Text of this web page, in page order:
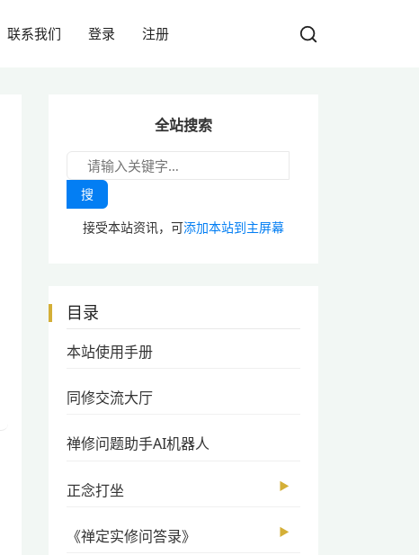
联系我们 登录 注册
全站搜索
搜
接受本站资讯，可添加本站到主屏幕
目录
本站使用手册
同修交流大厅
禅修问题助手AI机器人
正念打坐 ▶
《禅定实修问答录》 ▶